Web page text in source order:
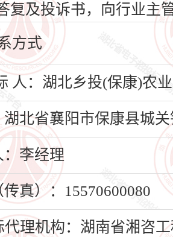
复及投诉书，向行业主
方式
人：湖北乡投(保康)农
湖北省襄阳市保康县城
：李经理
真）：15570600080
代理机构：湖南省湘咨